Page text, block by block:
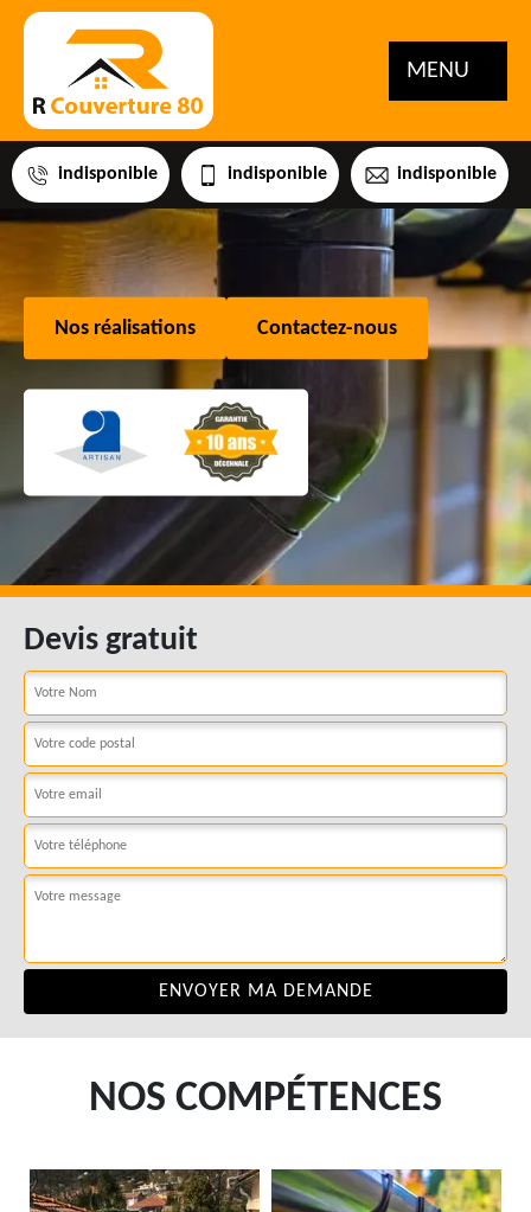
MENU
indisponible indisponible indisponible
Nos réalisations Contactez-nous
Devis gratuit
NOS COMPÉTENCES